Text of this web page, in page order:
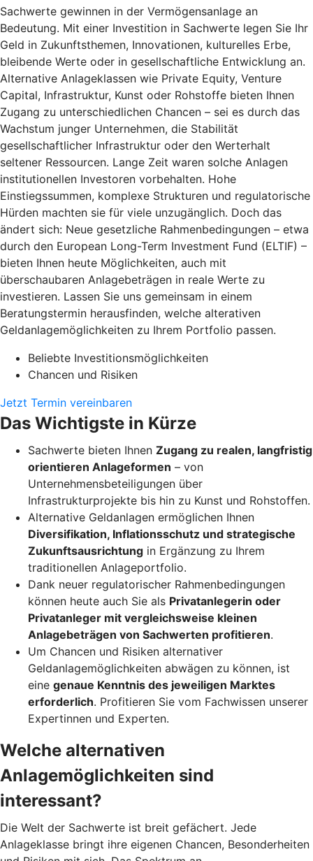
Sachwerte gewinnen in der Vermögensanlage an
Bedeutung. Mit einer Investition in Sachwerte legen Sie Ihr
Geld in Zukunftsthemen, Innovationen, kulturelles Erbe,
bleibende Werte oder in gesellschaftliche Entwicklung an.
Alternative Anlageklassen wie Private Equity, Venture
Capital, Infrastruktur, Kunst oder Rohstoffe bieten Ihnen
Zugang zu unterschiedlichen Chancen – sei es durch das
Wachstum junger Unternehmen, die Stabilität
gesellschaftlicher Infrastruktur oder den Werterhalt
seltener Ressourcen. Lange Zeit waren solche Anlagen
institutionellen Investoren vorbehalten. Hohe
Einstiegssummen, komplexe Strukturen und regulatorische
Hürden machten sie für viele unzugänglich. Doch das
ändert sich: Neue gesetzliche Rahmenbedingungen – etwa
durch den European Long-Term Investment Fund (ELTIF) –
bieten Ihnen heute Möglichkeiten, auch mit
überschaubaren Anlagebeträgen in reale Werte zu
investieren. Lassen Sie uns gemeinsam in einem
Beratungstermin herausfinden, welche alterativen
Geldanlagemöglichkeiten zu Ihrem Portfolio passen.
Beliebte Investitionsmöglichkeiten
Chancen und Risiken
Jetzt Termin vereinbaren
Das Wichtigste in Kürze
Sachwerte bieten Ihnen Zugang zu realen, langfristig
orientieren Anlageformen – von
Unternehmensbeteiligungen über
Infrastrukturprojekte bis hin zu Kunst und Rohstoffen.
Alternative Geldanlagen ermöglichen Ihnen
Diversifikation, Inflationsschutz und strategische
Zukunftsausrichtung in Ergänzung zu Ihrem
traditionellen Anlageportfolio.
Dank neuer regulatorischer Rahmenbedingungen
können heute auch Sie als Privatanlegerin oder
Privatanleger mit vergleichsweise kleinen
Anlagebeträgen von Sachwerten profitieren.
Um Chancen und Risiken alternativer
Geldanlagemöglichkeiten abwägen zu können, ist
eine genaue Kenntnis des jeweiligen Marktes
erforderlich. Profitieren Sie vom Fachwissen unserer
Expertinnen und Experten.
Welche alternativen
Anlagemöglichkeiten sind
interessant?
Die Welt der Sachwerte ist breit gefächert. Jede
Anlageklasse bringt ihre eigenen Chancen, Besonderheiten